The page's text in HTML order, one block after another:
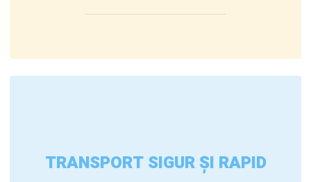
TRANSPORT SIGUR ȘI RAPID